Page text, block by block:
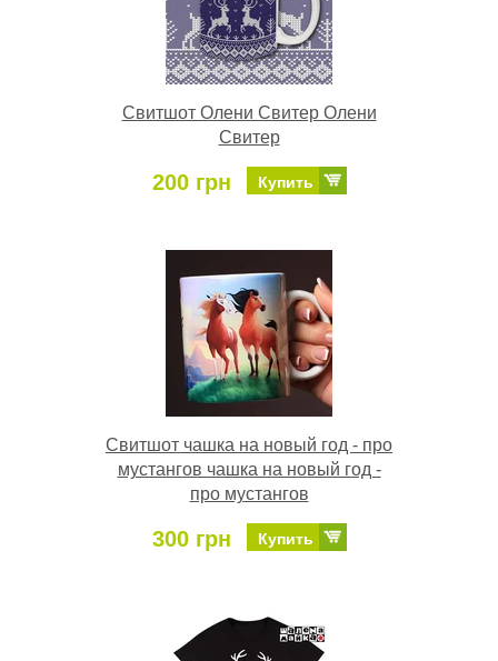
Свитшот Олени Свитер Олени
Свитер
200 грн Купить
Свитшот чашка на новый год - про
мустангов чашка на новый год -
про мустангов
300 грн Купить